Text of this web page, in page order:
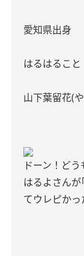
愛知県出身
はるはること
山下葉留花(
ドーン！どう
はるよさん
てウレピかっ